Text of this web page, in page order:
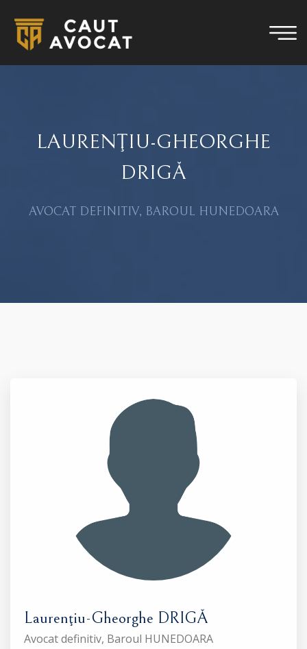
LAURENŢIU-GHEORGHE
DRIGĂ
AVOCAT DEFINITIV, BAROUL HUNEDOARA
Laurenţiu-Gheorghe DRIGĂ
Avocat definitiv, Baroul HUNEDOARA